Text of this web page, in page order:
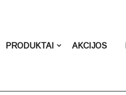
PRODUKTAI AKCIJOS